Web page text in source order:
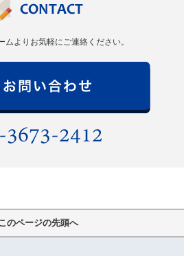
ムよりお気軽にご連絡ください。
のページの先頭へ